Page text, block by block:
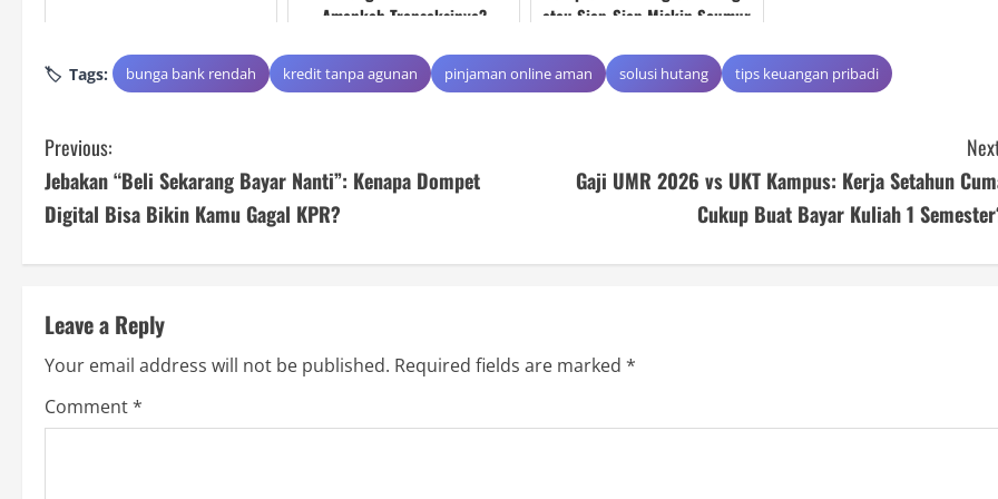
Amankah Transaksinya?
atau Siap-Siap Miskin Seumur
Tags: bunga bank rendah kredit tanpa agunan pinjaman online aman solusi hutang tips keuangan pribadi
C
o
i
n
u
Previous:
Jebakan “Beli Sekarang Bayar Nanti”: Kenapa Dompet
Digital Bisa Bikin Kamu Gagal KPR?
Gaji UMR 2026 vs UKT Kampus: Kerja Setahun
Cukup Buat Bayar Kuliah 1
Leave a Reply
Your email address will not be published. Required fields are marked *
Comment*